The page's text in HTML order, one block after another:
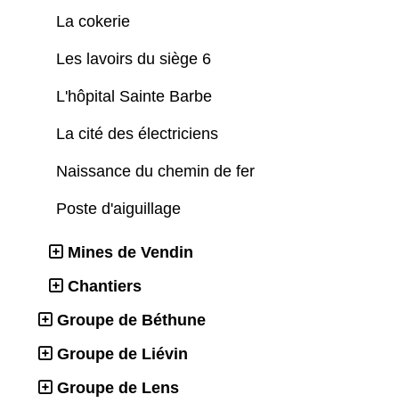
La cokerie
Les lavoirs du siège 6
L'hôpital Sainte Barbe
La cité des électriciens
Naissance du chemin de fer
Poste d'aiguillage
Mines de Vendin
Chantiers
Groupe de Béthune
Groupe de Liévin
Groupe de Lens